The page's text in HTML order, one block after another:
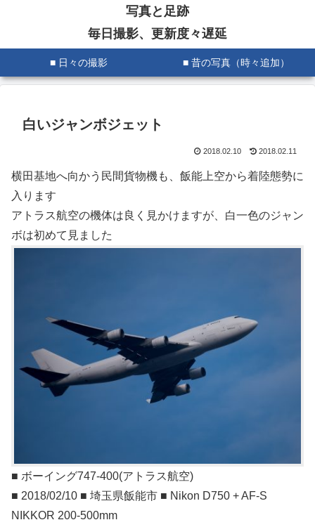
写真と足跡
毎日撮影、更新度々遅延
■ 日々の撮影 ■ 昔の写真（時々追加）
白いジャンボジェット
2018.02.10 2018.02.11
横田基地へ向かう民間貨物機も、飯能上空から着陸態勢に
入ります
アトラス航空の機体は良く見かけますが、白一色のジャン
ボは初めて見ました
■ ボーイング747-400(アトラス航空)
■ 2018/02/10 ■ 埼玉県飯能市 ■ Nikon D750 + AF-S
NIKKOR 200-500mm